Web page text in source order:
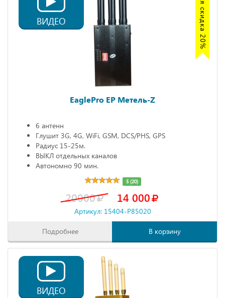
Акция скидка 20%
ВИДЕО
EaglePro EP Метель-Z
6 антенн
Глушит 3G, 4G, WiFi, GSM, DCS/PHS, GPS
Радиус 15-25м.
ВЫКЛ отдельных каналов
Автономно 90 мин.
5 (20)
20000 14 000
Артикул: 15404-P85020
Подробнее В корзину
ВИДЕО